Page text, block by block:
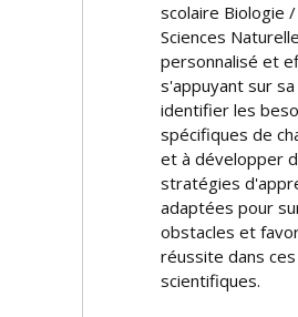
scolaire Biologie
Sciences
personnalisé et
s'appuyant sur
identifier les
spécifiques de
et à développer
stratégies
adaptées pour
obstacles et
réussite dans
scientifiques.